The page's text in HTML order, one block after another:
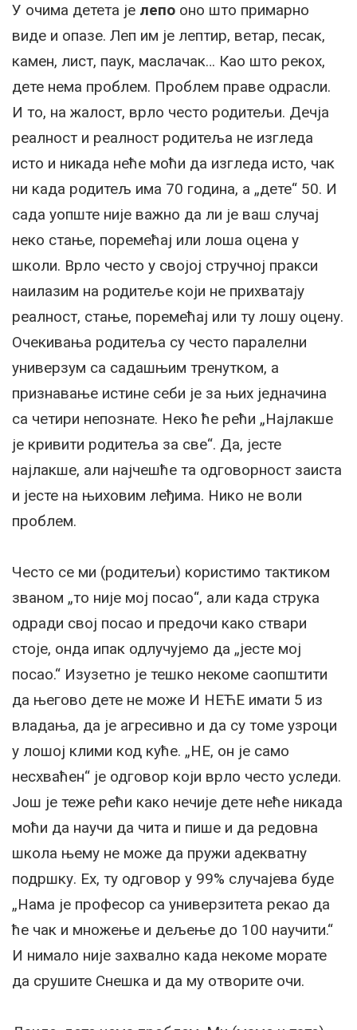
У очима детета је лепо оно што примарно
виде и опазе. Леп им је лептир, ветар, песак,
камен, лист, паук, маслачак… Као што рекох,
дете нема проблем. Проблем праве одрасли.
И то, на жалост, врло често родитељи. Дечја
реалност и реалност родитеља не изгледа
исто и никада неће моћи да изгледа исто, чак
ни када родитељ има 70 година, а „дете“ 50. И
сада уопште није важно да ли је ваш случај
неко стање, поремећај или лоша оцена у
школи. Врло често у својој стручној пракси
наилазим на родитеље који не прихватају
реалност, стање, поремећај или ту лошу оцену.
Очекивања родитеља су често паралелни
универзум са садашњим тренутком, а
признавање истине себи је за њих једначина
са четири непознате. Неко ће рећи „Најлакше
је кривити родитеља за све“. Да, јесте
најлакше, али најчешће та одговорност заиста
и јесте на њиховим леђима. Нико не воли
проблем.
Често се ми (родитељи) користимо тактиком
званом „то није мој посао“, али када струка
одради свој посао и предочи како ствари
стоје, онда ипак одлучујемо да „јесте мој
посао.“ Изузетно је тешко некоме саопштити
да његово дете не може И НЕЋЕ имати 5 из
владања, да је агресивно и да су томе узроци
у лошој клими код куће. „НЕ, он је само
несхваћен“ је одговор који врло често уследи.
Још је теже рећи како нечије дете неће никада
моћи да научи да чита и пише и да редовна
школа њему не може да пружи адекватну
подршку. Ех, ту одговор у 99% случајева буде
„Нама је професор са универзитета рекао да
ће чак и множење и дељење до 100 научити.“
И нимало није захвално када некоме морате
да срушите Снешка и да му отворите очи.